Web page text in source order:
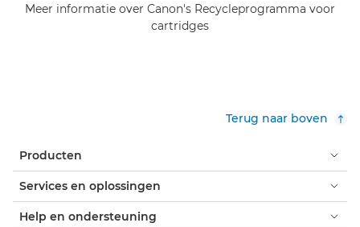
Meer informatie over Canon's Recycleprogramma voor
cartridges
Terug naar boven
Producten
Services en oplossingen
Help en ondersteuning